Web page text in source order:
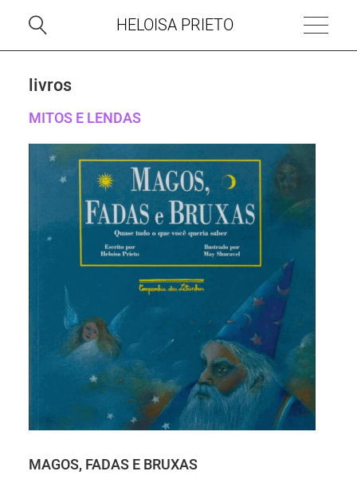
HELOISA PRIETO
livros
MITOS E LENDAS
MAGOS, FADAS E BRUXAS